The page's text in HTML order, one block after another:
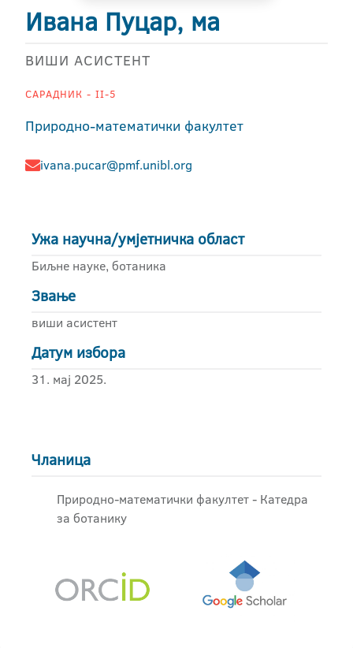
Ивана Пуцар, ма
ВИШИ АСИСТЕНТ
САРАДНИК - II-5
Природно-математички факултет
ivana.pucar@pmf.unibl.org
Ужа научна/умјетничка област
Биљне науке, ботаника
Звање
виши асистент
Датум избора
31. мај 2025.
Чланица
Природно-математички факултет - Катедра
за ботанику